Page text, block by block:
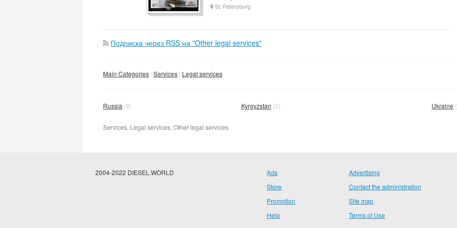
St. Petersburg
Подписка через RSS на "Other legal services"
Main Categories Services Legal services
Russia (8) Kyrgyzstan (2) Ukraine
Services, Legal services, Other legal services
2004-2022 DIESEL.WORLD
Ads
Store
Promotion
Help
Advertising
Contact the administration
Site map
Terms of Use